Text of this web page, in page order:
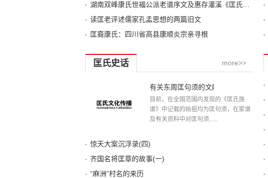
读匡老评述儒家孔孟思想的两篇旧文
匡裔康氏：四川省高县康顺炎宗亲寻根
more>>
匡氏史话
有关东周匡句须的文献记载
目前，在全国范围内发现的《匡氏族
谱》中记载的始祖均为匡句须，在家谱
及有关资料中对匡句须......
惊天大案沉浮录(四)
齐国名将匡章的故事(一)
“麻洲”村名的来历